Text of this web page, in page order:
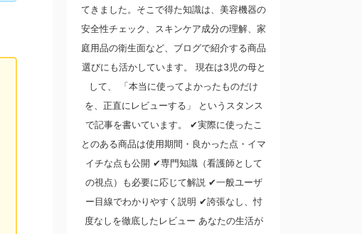
てきました。そこで得た知識は、美容機器の
安全性チェック、スキンケア成分の理解、家
庭用品の衛生面など、ブログで紹介する商品
選びにも活かしています。 現在は3児の母と
して、 「本当に使ってよかったものだけ
を、正直にレビューする」 というスタンス
で記事を書いています。 ✔実際に使ったこ
とのある商品は使用期間・良かった点・イマ
イチな点も公開 ✔専門知識（看護師として
の視点）も必要に応じて解説 ✔一般ユーザ
ー目線でわかりやすく説明 ✔誇張なし、忖
度なしを徹底したレビュー あなたの生活が